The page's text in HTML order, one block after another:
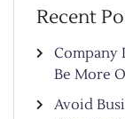
Recent
Company
Be More
Avoid